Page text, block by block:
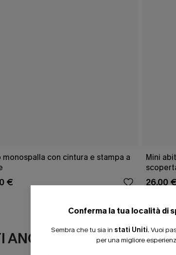
monospalla con cintura e stampa a
€
Mini
26,00
ANCHE
Conferma la tua località di
Sembra che tu sia in stati Uniti. Vuoi
per una migliore
15% DI
20%